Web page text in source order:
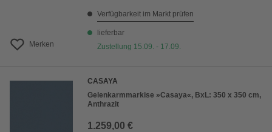
Merken
Verfügbarkeit im Markt prüfen
lieferbar
Zustellung 15.09. - 17.09.
CASAYA
Gelenkarmmarkise »Casaya«, BxL: 350 x 350 cm,
Anthrazit
1.259,00 €